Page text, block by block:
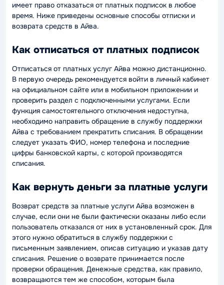
имеет право отказаться от платных подписок в любое
время. Ниже приведены основные способы отписки и
возврата средств в Айва.
Как отписаться от платных подписок
Отписаться от платных услуг Айва можно дистанционно.
В первую очередь рекомендуется войти в личный кабинет
на официальном сайте или в мобильном приложении и
проверить раздел с подключенными услугами. Если
функция самостоятельного отключения недоступна,
необходимо направить обращение в службу поддержки
Айва с требованием прекратить списания. В обращении
следует указать ФИО, номер телефона и последние
цифры банковской карты, с которой производятся
списания.
Как вернуть деньги за платные услуги
Возврат средств за платные услуги Айва возможен в
случае, если они не были фактически оказаны либо если
пользователь отказался от них в установленный срок. Для
этого нужно обратиться в службу поддержки с
письменным заявлением, описав ситуацию и указав дату
списания. Решение о возврате принимается после
проверки обращения. Денежные средства, как правило,
возвращаются тем же способом, которым была